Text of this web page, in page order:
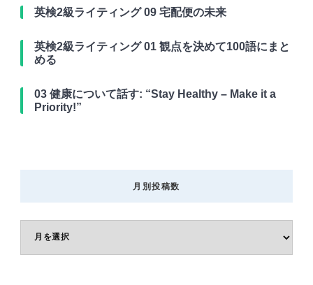
英検2級ライティング 09 宅配便の未来
英検2級ライティング 01 観点を決めて100語にまと
める
03 健康について話す: “Stay Healthy – Make it a
Priority!”
月別投稿数